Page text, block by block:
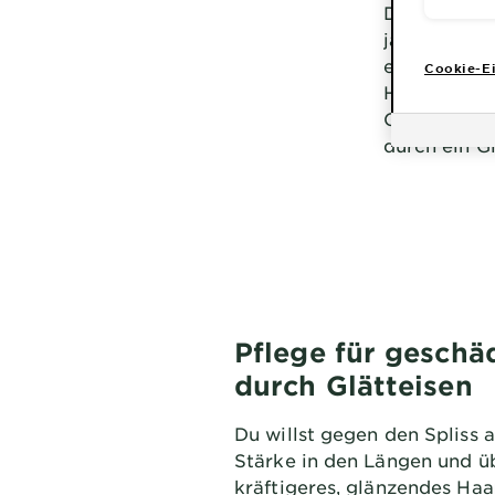
Dass Hitze
ja auch
es nicht,
Glätten vor
durch ein
Pflege für
durch Glätteisen
Du willst gegen den Spliss
Stärke in den Längen und
kräftigeres, glänzendes
Cookie-